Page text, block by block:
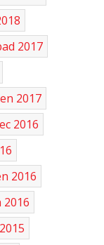
2017
2017
2016
2016
2016